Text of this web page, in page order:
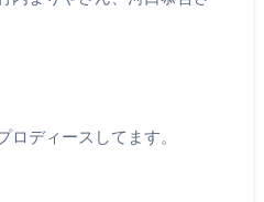
ディースしてます。